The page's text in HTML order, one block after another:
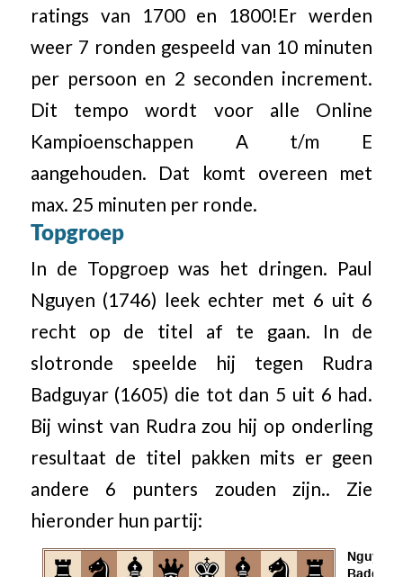
ratings van 1700 en 1800!Er werden
weer 7 ronden gespeeld van 10 minuten
per persoon en 2 seconden increment.
Dit tempo wordt voor alle Online
Kampioenschappen A t/m E
aangehouden. Dat komt overeen met
max. 25 minuten per ronde.
Topgroep
In de Topgroep was het dringen. Paul
Nguyen (1746) leek echter met 6 uit 6
recht op de titel af te gaan. In de
slotronde speelde hij tegen Rudra
Badguyar (1605) die tot dan 5 uit 6 had.
Bij winst van Rudra zou hij op onderling
resultaat de titel pakken mits er geen
andere 6 punters zouden zijn.. Zie
hieronder hun partij: